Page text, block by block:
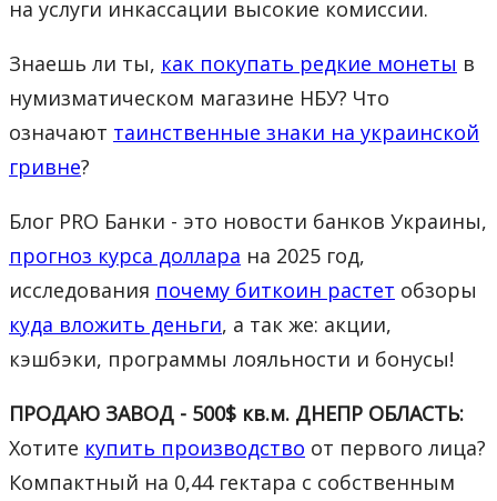
на услуги инкассации высокие комиссии.
Знаешь ли ты, как покупать редкие монеты в
нумизматическом магазине НБУ? Что
означают таинственные знаки на украинской
гривне?
Блог PRO Банки - это новости банков Украины,
прогноз курса доллара на 2025 год,
исследования почему биткоин растет обзоры
куда вложить деньги, а так же: акции,
кэшбэки, программы лояльности и бонусы!
ПРОДАЮ ЗАВОД - 500$ кв.м. ДНЕПР ОБЛАСТЬ:
Хотите купить производство от первого лица?
Компактный на 0,44 гектара с собственным